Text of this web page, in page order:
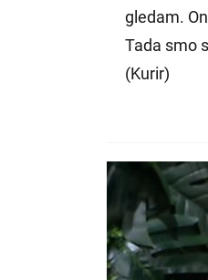
gledam.
Tada smo
(Kurir)